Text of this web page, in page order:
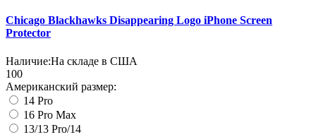
Chicago Blackhawks Disappearing Logo iPhone Screen
Protector
Наличие:На складе в США
100
Американский размер:
14 Pro
16 Pro Max
13/13 Pro/14